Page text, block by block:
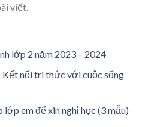
viết.
lớp 2 năm 2023 – 2024
Kết nối tri thức với cuộc sống
em để xin nghỉ học (3 mẫu)